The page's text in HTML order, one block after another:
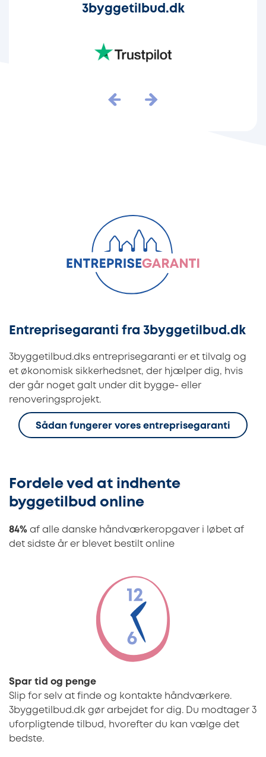
3byggetilbud.dk
Entreprisegaranti fra 3byggetilbud.dk
3byggetilbud.dks entreprisegaranti er et tilvalg og
et økonomisk sikkerhedsnet, der hjælper dig, hvis
der går noget galt under dit bygge- eller
renoveringsprojekt.
Sådan fungerer vores entreprisegaranti
Fordele ved at indhente
byggetilbud online
84% af alle danske håndværkeropgaver i løbet af
det sidste år er blevet bestilt online
Spar tid og penge
Slip for selv at finde og kontakte håndværkere.
3byggetilbud.dk gør arbejdet for dig. Du modtager 3
uforpligtende tilbud, hvorefter du kan vælge det
bedste.